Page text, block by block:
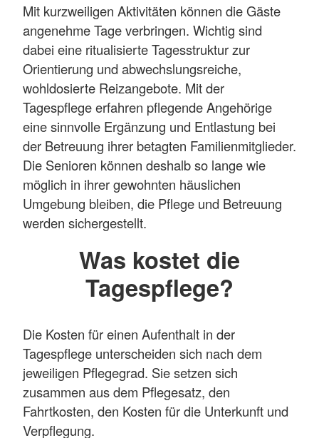
Mit kurzweiligen Aktivitäten können die Gäste
angenehme Tage verbringen. Wichtig sind
dabei eine ritualisierte Tagesstruktur zur
Orientierung und abwechslungsreiche,
wohldosierte Reizangebote. Mit der
Tagespflege erfahren pflegende Angehörige
eine sinnvolle Ergänzung und Entlastung bei
der Betreuung ihrer betagten Familienmitglieder.
Die Senioren können deshalb so lange wie
möglich in ihrer gewohnten häuslichen
Umgebung bleiben, die Pflege und Betreuung
werden sichergestellt.
Was kostet die
Tagespflege?
Die Kosten für einen Aufenthalt in der
Tagespflege unterscheiden sich nach dem
jeweiligen Pflegegrad. Sie setzen sich
zusammen aus dem Pflegesatz, den
Fahrtkosten, den Kosten für die Unterkunft und
Verpflegung.